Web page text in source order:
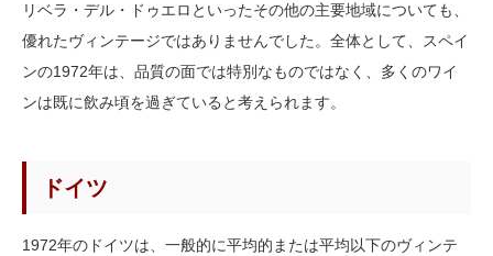
リベラ・デル・ドゥエロといったその他の主要地域についても、
優れたヴィンテージではありませんでした。全体として、スペイ
ンの1972年は、品質の面では特別なものではなく、多くのワイ
ンは既に飲み頃を過ぎていると考えられます。
ドイツ
1972年のドイツは、一般的に平均的または平均以下のヴィンテ